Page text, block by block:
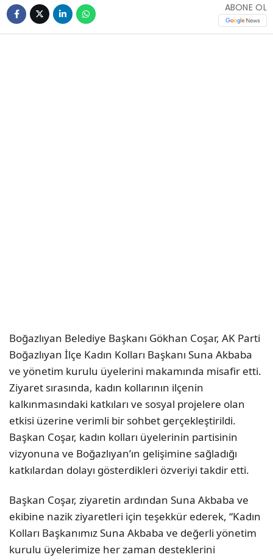
ABONE OL
Boğazlıyan Belediye Başkanı Gökhan Coşar, AK Parti
Boğazlıyan İlçe Kadın Kolları Başkanı Suna Akbaba
ve yönetim kurulu üyelerini makamında misafir etti.
Ziyaret sırasında, kadın kollarının ilçenin
kalkınmasındaki katkıları ve sosyal projelere olan
etkisi üzerine verimli bir sohbet gerçekleştirildi.
Başkan Coşar, kadın kolları üyelerinin partisinin
vizyonuna ve Boğazlıyan’ın gelişimine sağladığı
katkılardan dolayı gösterdikleri özveriyi takdir etti.
Başkan Coşar, ziyaretin ardından Suna Akbaba ve
ekibine nazik ziyaretleri için teşekkür ederek, “Kadın
Kolları Başkanımız Suna Akbaba ve değerli yönetim
kurulu üyelerimize her zaman desteklerini